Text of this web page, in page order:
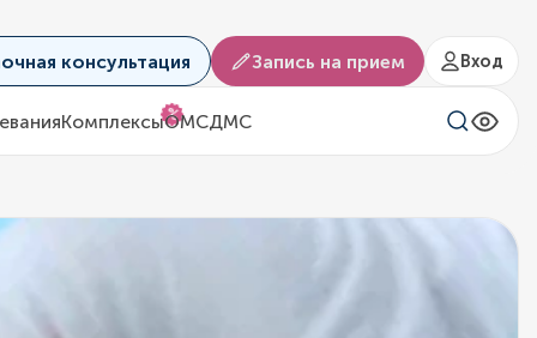
консультация Запись на прием Вход
Комплексы%
ОМСДМС